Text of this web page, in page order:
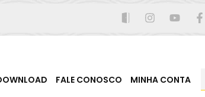
FALE CONOSCO MINHA CONTA